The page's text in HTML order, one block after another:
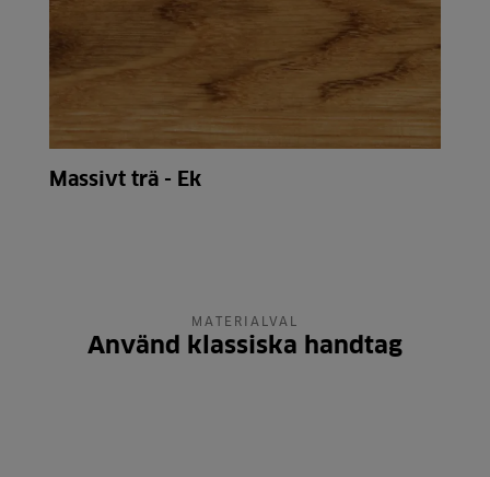
Massivt trä - Ek
MATERIALVAL
Använd klassiska handtag